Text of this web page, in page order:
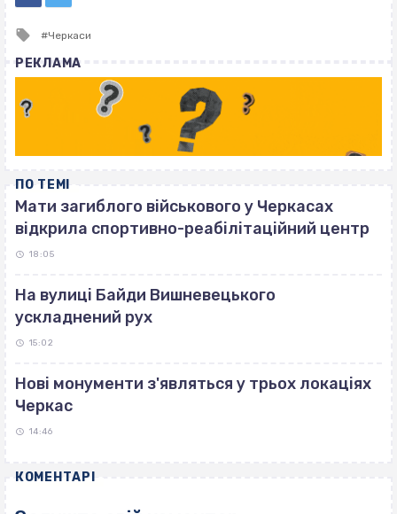
Tagged
Черкаси
РЕКЛАМА
ПО ТЕМІ
Мати загиблого військового у Черкасах
відкрила спортивно-реабілітаційний центр
18:05
На вулиці Байди Вишневецького
ускладнений рух
15:02
Нові монументи з'являться у трьох локаціях
Черкас
14:46
КОМЕНТАРІ